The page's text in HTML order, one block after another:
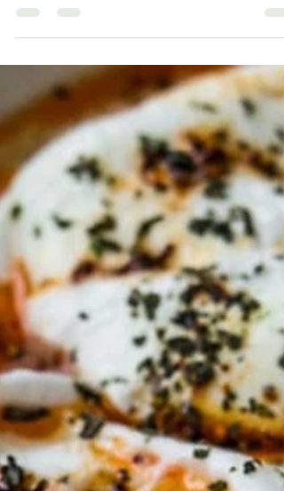
Mesela, 'sızma zeytinyağı' ile 'riviera...